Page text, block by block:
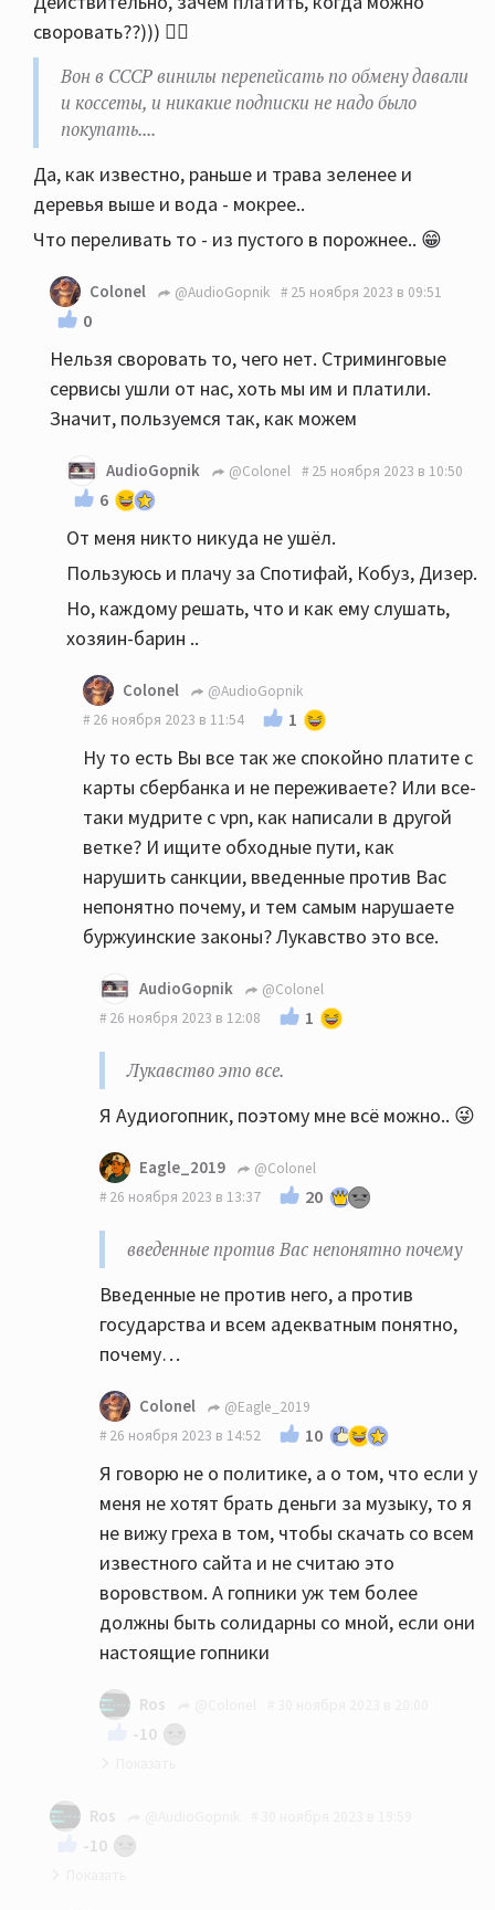
коссеты, и никакие подписки не надо было
покупать.... Только ленту покупай.
своровать??))) 🤷‍♂️
Вон в СССР винилы перепейсать по обмену давали
и коссеты, и никакие подписки не надо было
покупать....
Да, как известно, раньше и трава зеленее и
деревья выше и вода - мокрее..
Что переливать то - из пустого в порожнее.. 😁
Colonel @AudioGopnik 25 ноября 2023 в 09:51
0
Нельзя своровать то, чего нет. Стриминговые
сервисы ушли от нас, хоть мы им и платили.
Значит, пользуемся так, как можем
AudioGopnik @Colonel 25 ноября 2023 в 10:50
6
От меня никто никуда не ушёл.
Пользуюсь и плачу за Спотифай, Кобуз, Дизер.
Но, каждому решать, что и как ему слушать,
хозяин-барин ..
Colonel
@AudioGopnik
26 ноября 2023 в 11:54
1
Ну то есть Вы все так же спокойно платите с
карты сбербанка и не переживаете? Или все-
таки мудрите с vpn, как написали в другой
ветке? И ищите обходные пути, как
нарушить санкции, введенные против Вас
непонятно почему, и тем самым нарушаете
буржуинские законы? Лукавство это все.
AudioGopnik
@Colonel
26 ноября 2023 в 12:08
1
Лукавство это все.
Я Аудиогопник, поэтому мне всё можно.. 😜
Eagle_2019
@Colonel
26 ноября 2023 в 13:37
20
введенные против Вас непонятно почему
Введенные не против него, а против
государства и всем адекватным понятно,
почему…
Colonel
@Eagle_2019
26 ноября 2023 в 14:52
10
Я говорю не о политике, а о том, что если у
меня не хотят брать деньги за музыку, то я
не вижу греха в том, чтобы скачать со всем
известного сайта и не считаю это
воровством. А гопники уж тем более
должны быть солидарны со мной, если они
настоящие гопники
Ros
-10
Ros
-10